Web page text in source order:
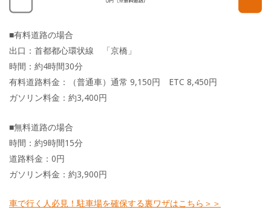
■有料道路の場合
出口：首都都心環状線 「京橋」
時間：約4時間30分
有料道路料金：（普通車）通常 9,150円 ETC 8,450円
ガソリン料金：約3,400円
■無料道路の場合
時間：約9時間15分
道路料金：0円
ガソリン料金：約3,900円
車で行く人必見！駐車場を確保する裏ワザはこちら＞＞